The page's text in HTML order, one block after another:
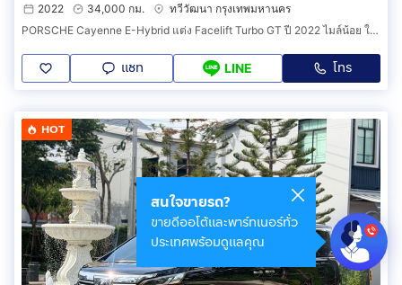
2022
34,000 กม.
ทวีวัฒนา กรุงเทพมหานคร
PORSCHE Cayenne E-Hybrid แต่ง Facelift Turbo GT ปี 2022 ไมล์น้อย ใส่ของแต่งแบบจุกๆ เกือบล้าน
แชท LINE โทร
HOT
สนใจขายรถ?
ขายดีออโต้และพาร์ทเนอร์ทั่ว
ประเทศพร้อมดูแลคุณ